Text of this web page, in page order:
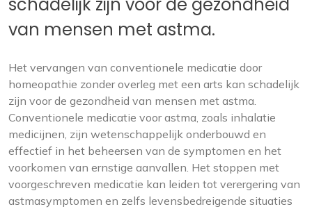
van mensen met astma.
Het vervangen van conventionele medicatie door
homeopathie zonder overleg met een arts kan schadelijk
zijn voor de gezondheid van mensen met astma.
Conventionele medicatie voor astma, zoals inhalatie
medicijnen, zijn wetenschappelijk onderbouwd en
effectief in het beheersen van de symptomen en het
voorkomen van ernstige aanvallen. Het stoppen met
voorgeschreven medicatie kan leiden tot verergering van
astmasymptomen en zelfs levensbedreigende situaties